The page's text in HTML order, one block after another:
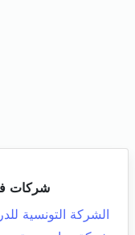
شركات
الشركة التونسية